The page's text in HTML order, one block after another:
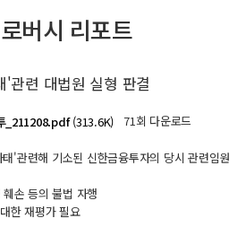
버시 리포트
관련 대법원 실형 판결
_211208.pdf(313.6K) 71회 다운로드
'관련해 기소된 신한금융투자의 당시 관련임원
손 등의 불법 자행
한 재평가 필요